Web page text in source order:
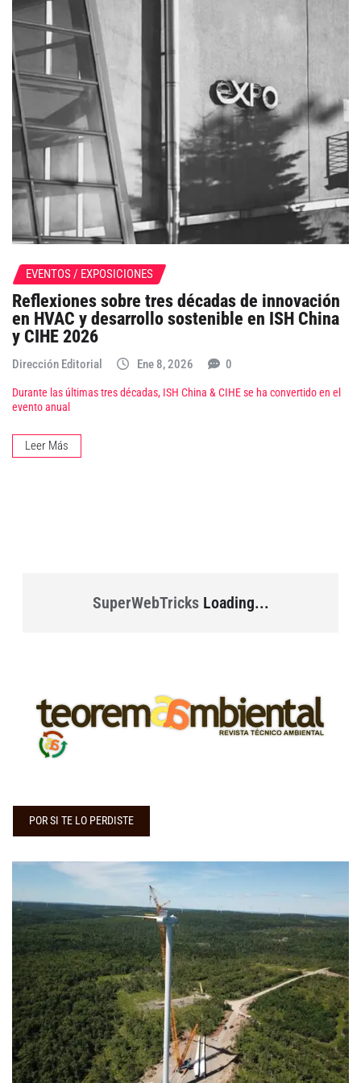
EVENTOS / EXPOSICIONES
Reflexiones sobre tres décadas de innovación
en HVAC y desarrollo sostenible en ISH China
y CIHE 2026
Dirección Editorial Ene 8, 2026 0
Durante las últimas tres décadas, ISH China & CIHE se ha convertido en el
evento anual
Leer Más
SuperWebTricksLoading...
POR SI TE LO PERDISTE